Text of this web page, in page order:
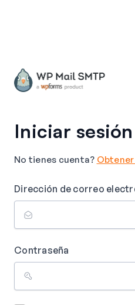
Iniciar sesión
No tienes cuenta? Obtener
Dirección de correo
Contraseña